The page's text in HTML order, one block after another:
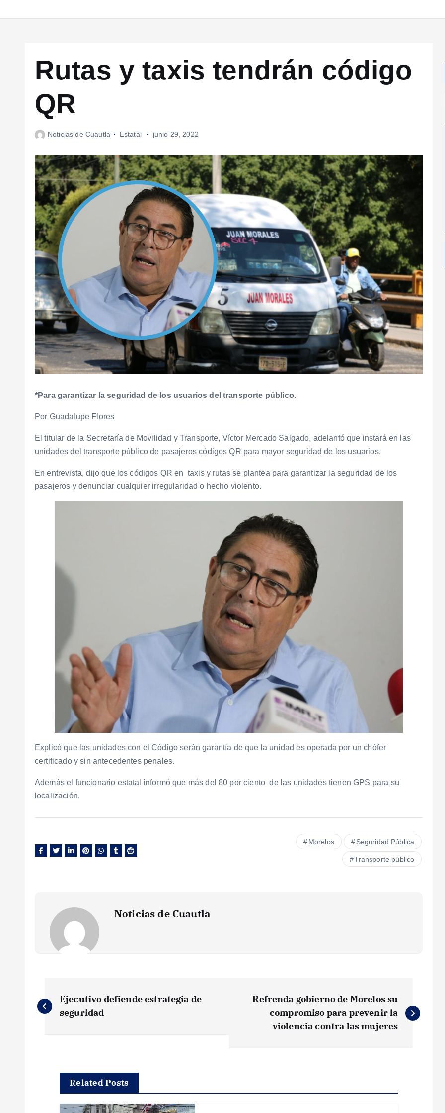
Rutas y taxis tendrán código
QR
Noticias de Cuautla Estatal junio 29, 2022
*Para garantizar la seguridad de los usuarios del transporte público.
Por Guadalupe Flores
El titular de la Secretaría de Movilidad y Transporte, Víctor Mercado Salgado, adelantó que instará en las
unidades del transporte público de pasajeros códigos QR para mayor seguridad de los usuarios.
En entrevista, dijo que los códigos QR en taxis y rutas se plantea para garantizar la seguridad de los
pasajeros y denunciar cualquier irregularidad o hecho violento.
Explicó que las unidades con el Código serán garantía de que la unidad es operada por un chófer
certificado y sin antecedentes penales.
Además el funcionario estatal informó que más del 80 por ciento de las unidades tienen GPS para su
localización.
Morelos Seguridad Pública
Transporte público
Noticias de Cuautla
a
Ejecutivo defiende estrategia de
seguridad
Refrenda gobierno de Morelos su
compromiso para prevenir la
violencia contra las mujeres
Related Posts